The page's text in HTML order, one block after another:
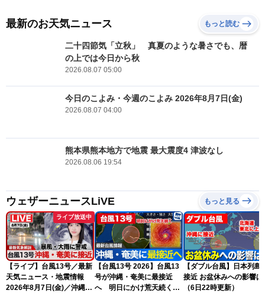
最新のお天気ニュース もっと読む
二十四節気「立秋」 真夏のような暑さでも、暦
の上では今日から秋
2026.08.07 05:00
今日のこよみ・今週のこよみ 2026年8月7日(金)
2026.08.07 04:00
熊本県熊本地方で地震 最大震度4 津波なし
2026.08.06 19:54
ウェザーニュースLiVE もっと見る
ライブ放送中
【ライブ】台風13号／最新
天気ニュース・地震情報
2026年8月7日(金)／沖縄・
【台風13号 2026】台風13
号が沖縄・奄美に最接近
へ 明日にかけ荒天続く
【ダブル台風】日本列島
接近 お盆休みへの影響は？
（6日22時更新）